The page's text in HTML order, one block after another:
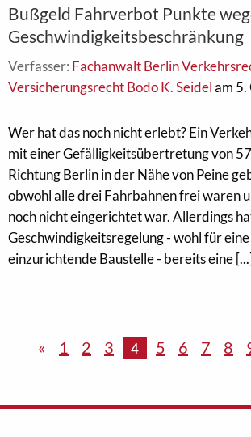
Bußgeld Fahrverbot Punkte
Geschwindigkeitsbeschränkung
Verfasser: Fachanwalt Berlin
Versicherungsrecht Bodo K. Seidelam
Wer hat das noch nicht erlebt? Ein
mit einer Gefälligkeitsübertretung von
Richtung Berlin in der Nähe von Peine
obwohl alle drei Fahrbahnen frei waren
noch nicht eingerichtet war. Allerdings
Geschwindigkeitsregelung - wohl für
einzurichtende Baustelle - bereits eine [...]
« 1 2 3 4 5 6 7 8